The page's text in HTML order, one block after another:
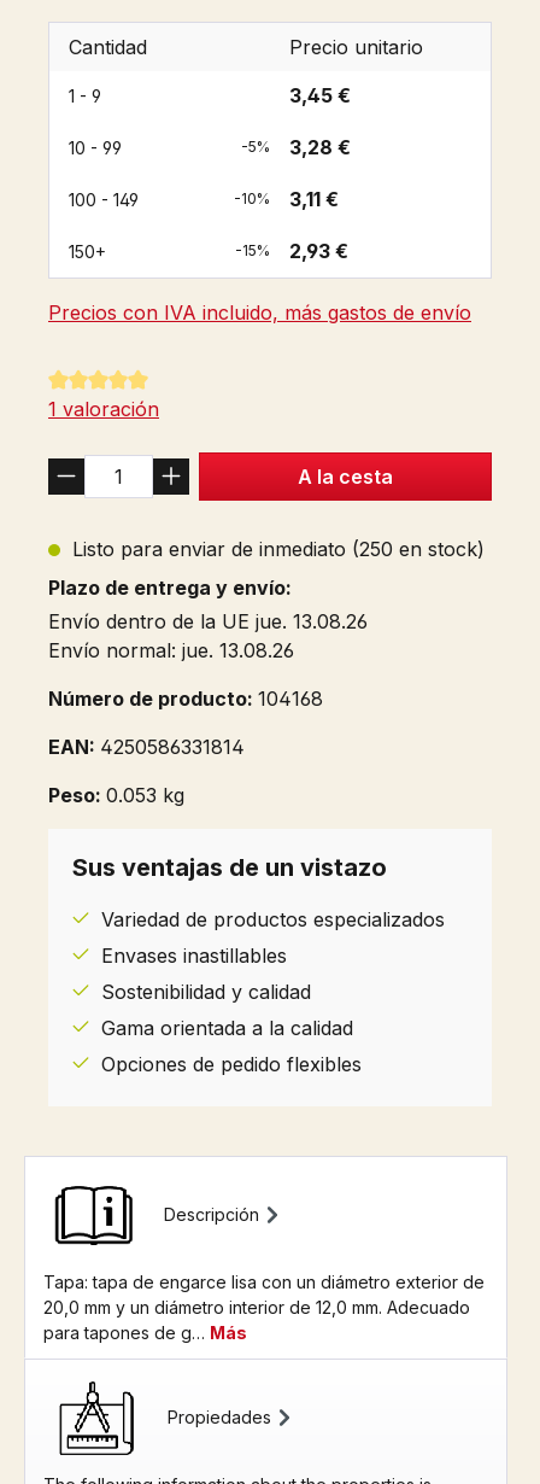
Cantidad Precio unitario
1 - 9 3,45 €
10 - 99 -5% 3,28 €
100 - 149 -10% 3,11 €
150+ -15% 2,93 €
Precios con IVA incluido, más gastos de envío
Calificación promedio de 5 de 5 estrellas
1 valoración
A la cesta
Listo para enviar de inmediato (250 en stock)
Plazo de entrega y envío:
Envío dentro de la UE jue. 13.08.26
Envío normal: jue. 13.08.26
Número de producto: 104168
EAN: 4250586331814
Peso: 0.053 kg
Sus ventajas de un vistazo
Variedad de productos especializados
Envases inastillables
Sostenibilidad y calidad
Gama orientada a la calidad
Opciones de pedido flexibles
Descripción
Tapa: tapa de engarce lisa con un diámetro exterior de
20,0 mm y un diámetro interior de 12,0 mm. Adecuado
para tapones de g… Más
Propiedades